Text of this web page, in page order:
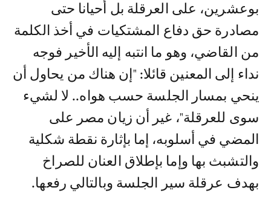
بوعشرين، على العرقلة بل أحيانا حتى
مصادرة حق دفاع المشتكيات في أخذ الكلمة
من القاضي، وهو ما انتبه إليه الأخير فوجه
نداء إلى المعنين قائلا: "إن هناك من يحاول أن
ينحي بمسار الجلسة حسب هواه.. لا لشيء
سوى للعرقلة"، غير أن زيان مصر على
المضي في أسلوبه، إما بإثارة نقطة شكلية
والتشبث بها وإما بإطلاق العنان للصراخ
بهدف عرقلة سير الجلسة وبالتالي رفعها.